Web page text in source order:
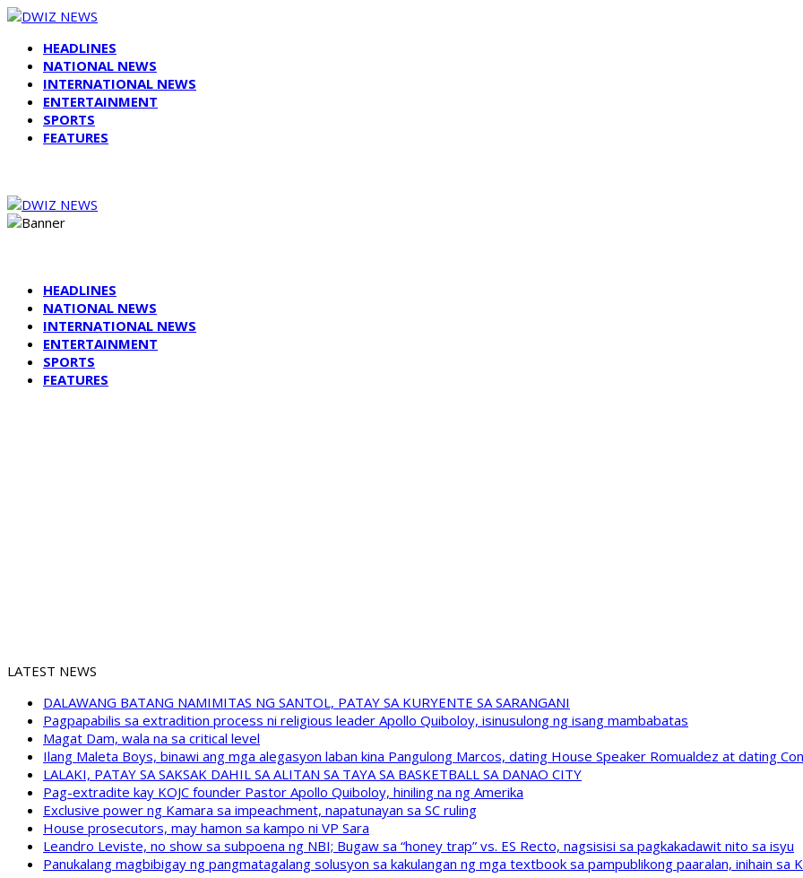
HEADLINES
NATIONAL NEWS
INTERNATIONAL NEWS
ENTERTAINMENT
SPORTS
FEATURES
HEADLINES
NATIONAL NEWS
INTERNATIONAL NEWS
ENTERTAINMENT
SPORTS
FEATURES
LATEST NEWS
DALAWANG BATANG NAMIMITAS NG SANTOL, PATAY SA KURYENTE SA SARANGANI
Pagpapabilis sa extradition process ni religious leader Apollo Quiboloy, isinusulong ng isang mambabatas
Magat Dam, wala na sa critical level
Ilang Maleta Boys, binawi ang mga alegasyon laban kina Pangulong Marcos, dating House Speaker Romualdez at dating
LALAKI, PATAY SA SAKSAK DAHIL SA ALITAN SA TAYA SA BASKETBALL SA DANAO CITY
Pag-extradite kay KOJC founder Pastor Apollo Quiboloy, hiniling na ng Amerika
Exclusive power ng Kamara sa impeachment, napatunayan sa SC ruling
House prosecutors, may hamon sa kampo ni VP Sara
Leandro Leviste, no show sa subpoena ng NBI; Bugaw sa “honey trap” vs. ES Recto, nagsisisi sa pagkakadawit nito sa isyu
Panukalang magbibigay ng pangmatagalang solusyon sa kakulangan ng mga textbook sa pampublikong paaralan, inihain sa